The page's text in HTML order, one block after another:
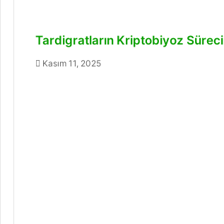
Tardigratların Kriptobiyoz Süreci
Kasım 11, 2025